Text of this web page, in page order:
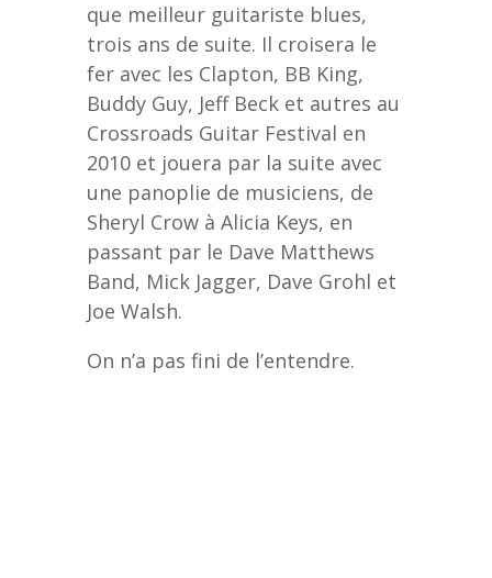
que meilleur guitariste blues,
trois ans de suite. Il croisera le
fer avec les Clapton, BB King,
Buddy Guy, Jeff Beck et autres au
Crossroads Guitar Festival en
2010 et jouera par la suite avec
une panoplie de musiciens, de
Sheryl Crow à Alicia Keys, en
passant par le Dave Matthews
Band, Mick Jagger, Dave Grohl et
Joe Walsh.
On n’a pas fini de l’entendre.